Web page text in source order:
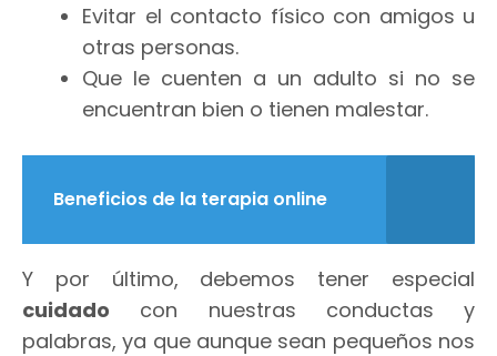
Evitar el contacto físico con amigos u
otras personas.
Que le cuenten a un adulto si no se
encuentran bien o tienen malestar.
Beneficios de la terapia online
Y por último, debemos tener especial
cuidado con nuestras conductas y
palabras, ya que aunque sean pequeños nos